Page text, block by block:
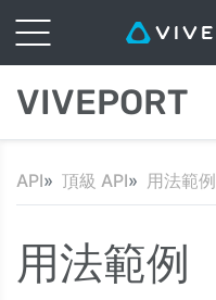
VIVEPORT
API 頂級 API 用法範例
用法範例